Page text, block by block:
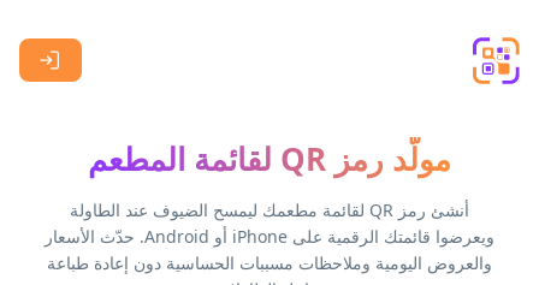
مولّد رمز QR لقائمة المطعم
أنشئ رمز QR لقائمة مطعمك ليمسح الضيوف عند الطاولة
ويعرضوا قائمتك الرقمية على iPhone أو Android. حدّث الأسعار
والعروض اليومية وملاحظات مسببات الحساسية دون إعادة طباعة